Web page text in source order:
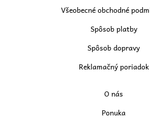
Všeobecné obchodné
Spôsob platby
Spôsob dopravy
Reklamačný poriadok
O nás
Ponuka